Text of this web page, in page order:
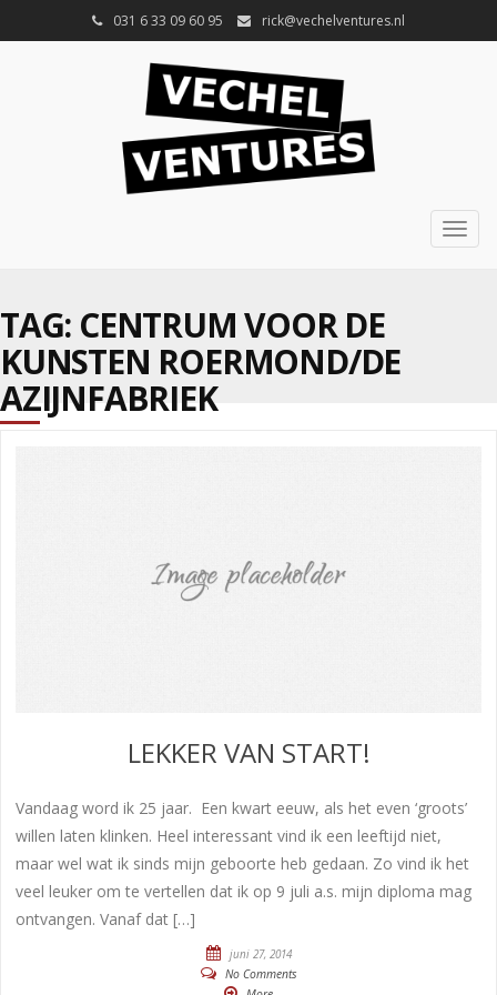
031 6 33 09 60 95 rick@vechelventures.nl
TAG: CENTRUM VOOR DE
KUNSTEN ROERMOND/DE
AZIJNFABRIEK
LEKKER VAN START!
Vandaag word ik 25 jaar. Een kwart eeuw, als het even ‘groots’
willen laten klinken. Heel interessant vind ik een leeftijd niet,
maar wel wat ik sinds mijn geboorte heb gedaan. Zo vind ik het
veel leuker om te vertellen dat ik op 9 juli a.s. mijn diploma mag
ontvangen. Vanaf dat […]
juni 27, 2014
No Comments